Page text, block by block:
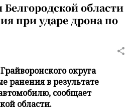
области
при ударе дрона по
округа
ранения в результате
сообщает
области.